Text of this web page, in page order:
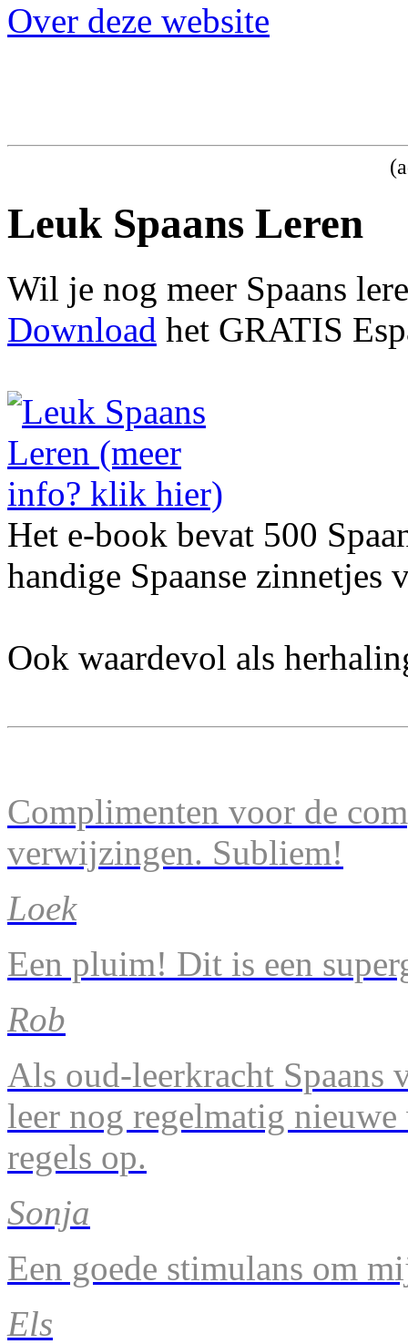
Over deze website
Leuk Spaans Leren
Wil je nog meer Spaans
Download het GRATIS
Het e-book bevat 500
handige Spaanse zinnetjes
Ook waardevol als
Complimenten voor de
verwijzingen. Subliem!
Loek
Een pluim! Dit is een
Rob
Als oud-leerkracht
leer nog regelmatig
regels op.
Sonja
Een goede stimulans om
Els